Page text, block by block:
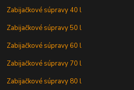
Zabijačkové súpravy 40 l
Zabijačkové súpravy 50 l
Zabijačkové súpravy 60 l
Zabijačkové súpravy 70 l
Zabijačkové súpravy 80 l